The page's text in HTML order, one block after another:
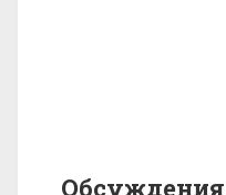
Обсуждения